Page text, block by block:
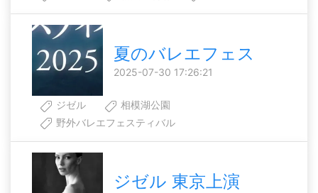
夏のバレエフェス
2025-07-30 17:26:21
ジゼル
相模湖公園
野外バレエフェスティバル
ジゼル 東京上演